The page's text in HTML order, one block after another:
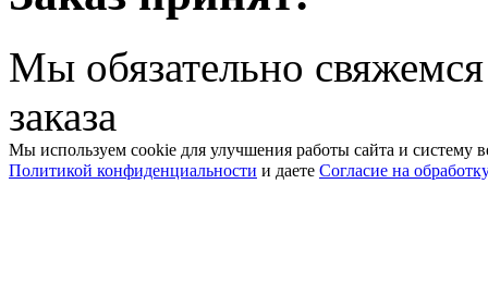
Мы обязательно
заказа
Мы используем cookie для улучшения работы сайта и систему
Политикой конфиденциальности и даете Согласие на